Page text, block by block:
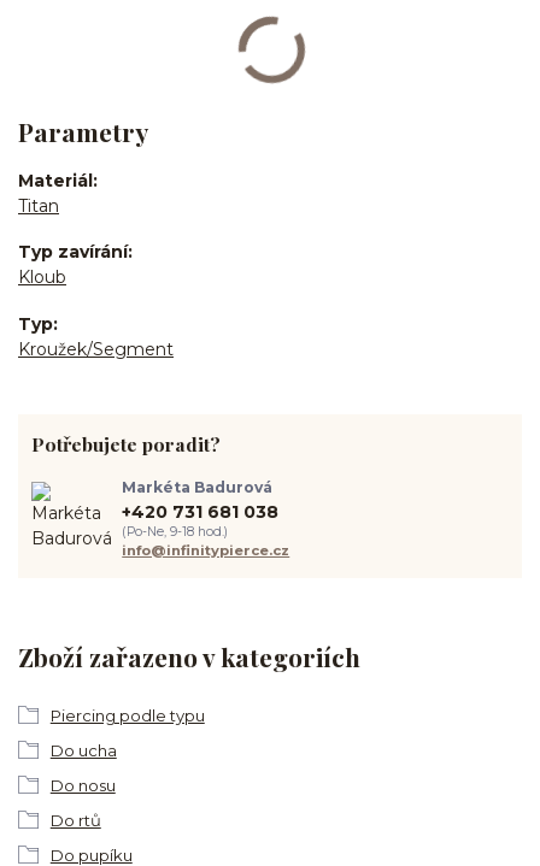
Parametry
Materiál
Titan
Typ zavírání
Kloub
Typ
Kroužek/Segment
Zboží zařazeno v kategoriích
Piercing podle typu
Do ucha
Do nosu
Do rtů
Do pupíku
Potřebujete poradit?
Markéta Badurová
+420 731 681 038
(Po-Ne, 9-18 hod.)
info@infinitypierce.cz